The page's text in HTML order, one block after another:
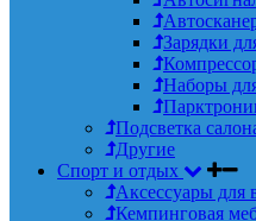
Зарядки
Наборы
Подсветка
Другие
Спорт и отдых
Аксессуары для
Кемпинговая